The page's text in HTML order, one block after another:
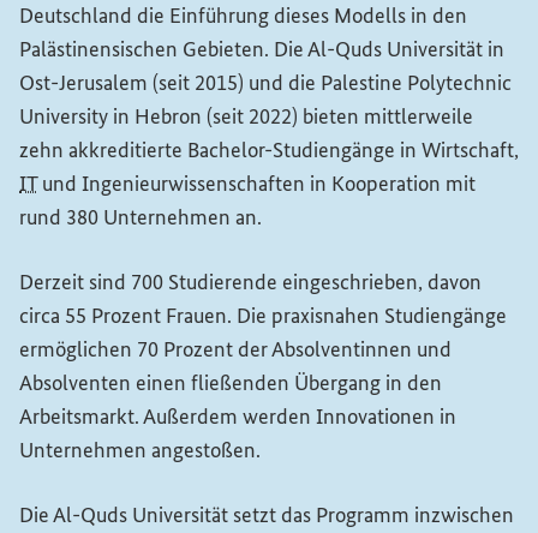
Deutschland die Einführung dieses Modells in den
Palästinensischen Gebieten. Die Al-Quds Universität in
Ost-Jerusalem (seit 2015) und die Palestine Polytechnic
University in Hebron (seit 2022) bieten mittlerweile
zehn akkreditierte Bachelor-Studiengänge in Wirtschaft,
ITund Ingenieurwissenschaften in Kooperation mit
rund 380 Unternehmen an.
Derzeit sind 700 Studierende eingeschrieben, davon
circa 55 Prozent Frauen. Die praxisnahen Studiengänge
ermöglichen 70 Prozent der Absolventinnen und
Absolventen einen fließenden Übergang in den
Arbeitsmarkt. Außerdem werden Innovationen in
Unternehmen angestoßen.
Die Al-Quds Universität setzt das Programm inzwischen